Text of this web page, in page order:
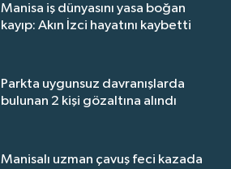
Manisa iş dünyasını yasa boğan
kayıp: Akın İzci hayatını kaybetti
Parkta uygunsuz davranışlarda
bulunan 2 kişi gözaltına alındı
Manisalı uzman çavuş feci kazada